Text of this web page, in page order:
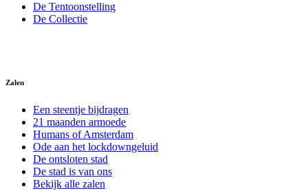
De Tentoonstelling
De Collectie
Zalen
Een steentje bijdragen
21 maanden armoede
Humans of Amsterdam
Ode aan het lockdowngeluid
De ontsloten stad
De stad is van ons
Bekijk alle zalen